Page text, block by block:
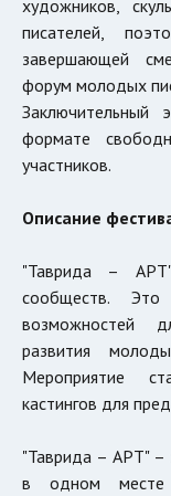
художников,
писателей,
завершающей
форум молодых
формате
участников.
Описание
"Таврида –
сообществ. Это
возможностей
развития
Мероприятие
кастингов для
"Таврида – АРТ" –
в одном месте